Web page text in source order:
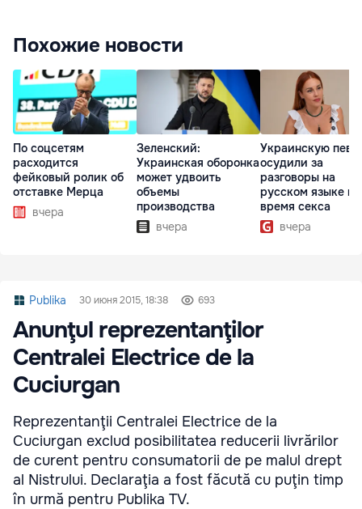
Похожие новости
По соцсетям
расходится
фейковый ролик об
отставке Мерца
вчера
Зеленский:
Украинская оборонка
может удвоить
объемы
производства
вчера
Украинскую
осудили за
разговоры на
русском языке во
время секса
вчера
Publika 30 июня 2015, 18:38 693
Anunţul reprezentanţilor
Centralei Electrice de la
Cuciurgan
Reprezentanţii Centralei Electrice de la
Cuciurgan exclud posibilitatea reducerii livrărilor
de curent pentru consumatorii de pe malul drept
al Nistrului. Declaraţia a fost făcută cu puţin timp
în urmă pentru Publika TV.